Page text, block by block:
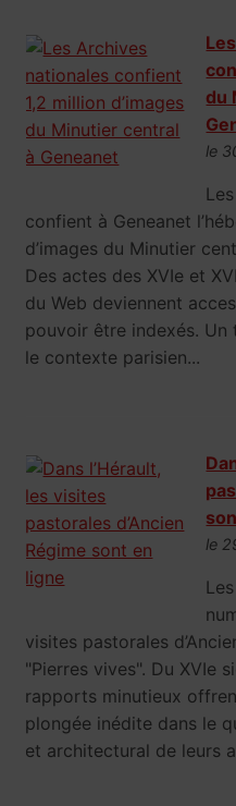
du
le
confient à Geneanet
d’images du Minutier
Des actes des XVIe et
du Web deviennent
pouvoir être indexés. Un
le contexte parisien...
le
visites pastorales
"Pierres vives". Du XVIe
rapports minutieux
plongée inédite dans le
et architectural de leurs